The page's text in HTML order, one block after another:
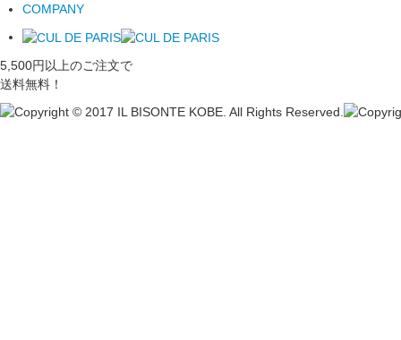
COMPANY
5,500円以上のご注文で
送料無料！